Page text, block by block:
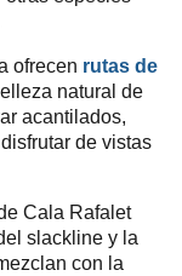
ofrecen rutas de
natural de
acantilados,
de vistas
Cala Rafalet
slackline y la
con la